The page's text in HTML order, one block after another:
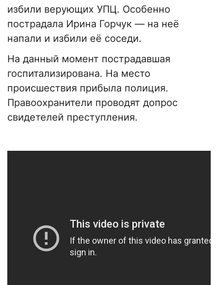
избили верующих УПЦ. Особенно
пострадала Ирина Горчук — на неё
напали и избили её соседи.
На данный момент пострадавшая
госпитализирована. На место
происшествия прибыла полиция.
Правоохранители проводят допрос
свидетелей преступления.